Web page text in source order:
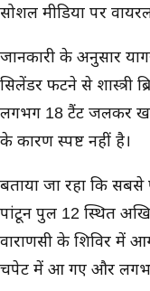
सोशल मीडिया पर
जानकारी के अनुसार
सिलेंडर फटने से शास्त्री
लगभग 18 टैंट जलकर
के कारण स्पष्ट नहीं है।
बताया जा रहा कि
पांटून पुल 12 स्थित
वाराणसी के शिविर में
चपेट में आ गए और